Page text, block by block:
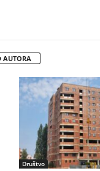
AUTORA
Društvo